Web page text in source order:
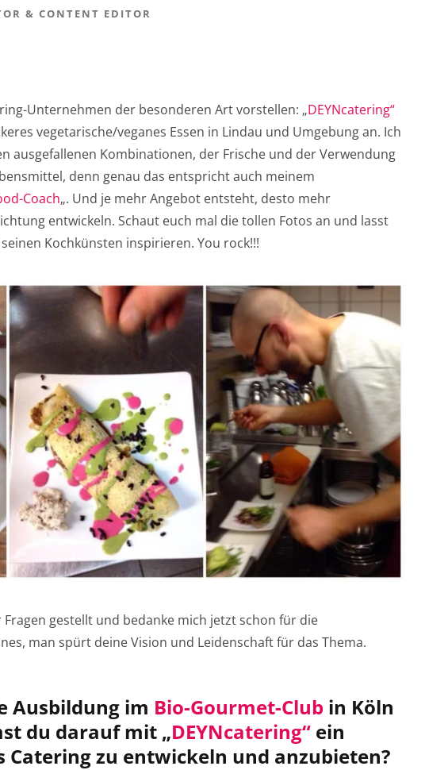
& CONTENT EDITOR
Unternehmen der besonderen Art vorstellen: „DEYNcatering“
vegetarische/veganes Essen in Lindau und Umgebung an. Ich
ausgefallenen Kombinationen, der Frische und der Verwendung
denn genau das entspricht auch meinem
Coach„. Und je mehr Angebot entsteht, desto mehr
entwickeln. Schaut euch mal die tollen Fotos an und lasst
Kochkünsten inspirieren. You rock!!!
gestellt und bedanke mich jetzt schon für die
man spürt deine Vision und Leidenschaft für das Thema.
Ausbildung im Bio-Gourmet-Club in Köln
du darauf mit „DEYNcatering“ ein
Catering zu entwickeln und anzubieten?